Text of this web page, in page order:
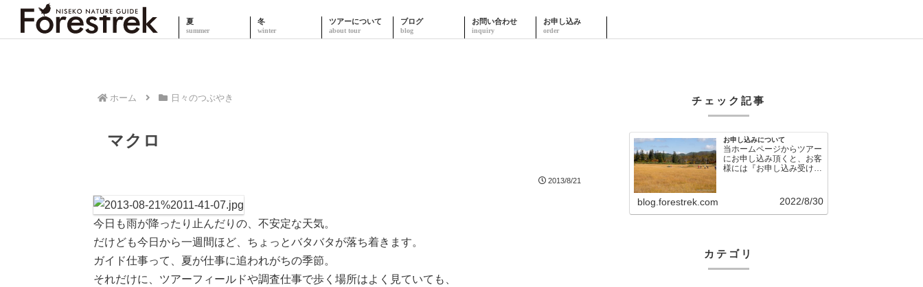
夏 冬 ツアーについて ブログ お問い合わせ お申し込み
ホーム 日々のつぶやき
マクロ
2013/8/21
今日も雨が降ったり止んだりの、不安定な天気。
だけども今日から一週間ほど、ちょっとバタバタが落ち着きます。
ガイド仕事って、夏が仕事に追われがちの季節。
それだけに、ツアーフィールドや調査仕事で歩く場所はよく見ていても、
チェック記事
お申し込みについて
当ホームページからツアー
にお申し込み頂くと、お客
様には『お申し込み受け付
blog.forestrek.com 2022/8/30
カテゴリ